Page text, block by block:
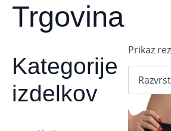
Trgovina
Kategorije
izdelkov
Prikaz